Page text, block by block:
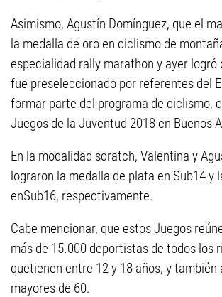
Asimismo, Agustín Domínguez, que el
la medalla de oro en ciclismo de
especialidad rally marathon y ayer logró
fue preseleccionado por referentes del
formar parte del programa de ciclismo,
Juegos de la Juventud 2018 en Buenos
En la modalidad scratch, Valentina y
lograron la medalla de plata en Sub14 y
enSub16, respectivamente.
Cabe mencionar, que estos Juegos
más de 15.000 deportistas de todos los
quetienen entre 12 y 18 años, y también
mayores de 60.